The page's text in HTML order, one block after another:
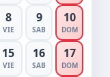
8
VIE
9
SAB
10
DOM
15
VIE
16
SAB
17
DOM